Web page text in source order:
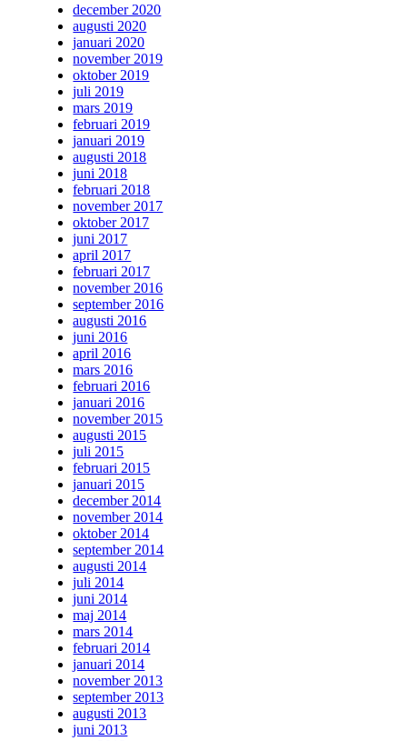
december 2020
augusti 2020
januari 2020
november 2019
oktober 2019
juli 2019
mars 2019
februari 2019
januari 2019
augusti 2018
juni 2018
februari 2018
november 2017
oktober 2017
juni 2017
april 2017
februari 2017
november 2016
september 2016
augusti 2016
juni 2016
april 2016
mars 2016
februari 2016
januari 2016
november 2015
augusti 2015
juli 2015
februari 2015
januari 2015
december 2014
november 2014
oktober 2014
september 2014
augusti 2014
juli 2014
juni 2014
maj 2014
mars 2014
februari 2014
januari 2014
november 2013
september 2013
augusti 2013
juni 2013